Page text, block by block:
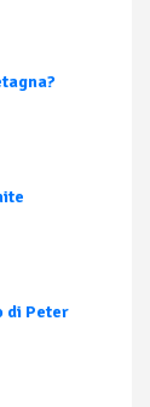
di Peter